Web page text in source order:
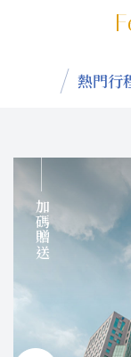
熱門行
加碼贈送